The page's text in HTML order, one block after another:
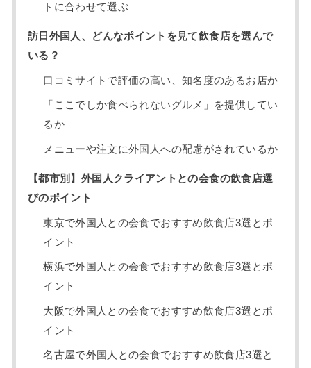
トに合わせて選ぶ
訪日外国人、どんなポイントを見て飲食店を選んで
いる？
口コミサイトで評価の高い、知名度のあるお店か
「ここでしか食べられないグルメ」を提供してい
るか
メニューや注文に外国人への配慮がされているか
【都市別】外国人クライアントとの会食の飲食店選
びのポイント
東京で外国人との会食でおすすめ飲食店3選とポ
イント
横浜で外国人との会食でおすすめ飲食店3選とポ
イント
大阪で外国人との会食でおすすめ飲食店3選とポ
イント
名古屋で外国人との会食でおすすめ飲食店3選と